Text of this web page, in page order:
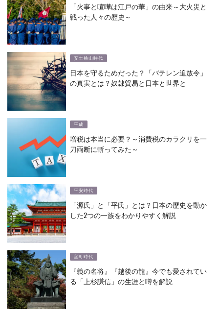
「火事と喧嘩は江戸の華」の由来～大火災と
戦った人々の歴史～
安土桃山時代
日本を守るためだった？「バテレン追放令」
の真実とは？奴隷貿易と日本と世界と
平成
増税は本当に必要？～消費税のカラクリを一
刀両断に斬ってみた～
平安時代
「源氏」と「平氏」とは？日本の歴史を動か
した2つの一族をわかりやすく解説
室町時代
『義の名将』『越後の龍』今でも愛されてい
る「上杉謙信」の生涯と噂を解説